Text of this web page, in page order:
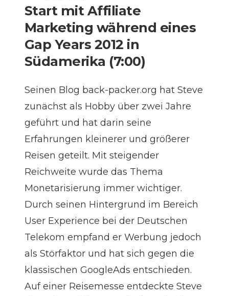
Start mit Affiliate
Marketing während eines
Gap Years 2012 in
Südamerika (7:00)
Seinen Blog back-packer.org hat Steve
zunächst als Hobby über zwei Jahre
geführt und hat darin seine
Erfahrungen kleinerer und größerer
Reisen geteilt. Mit steigender
Reichweite wurde das Thema
Monetarisierung immer wichtiger.
Durch seinen Hintergrund im Bereich
User Experience bei der Deutschen
Telekom empfand er Werbung jedoch
als Störfaktor und hat sich gegen die
klassischen GoogleAds entschieden.
Auf einer Reisemesse entdeckte Steve